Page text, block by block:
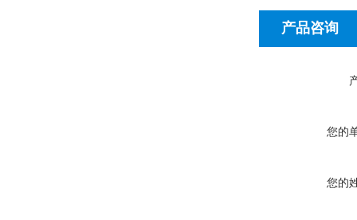
产品咨询
您的
您的